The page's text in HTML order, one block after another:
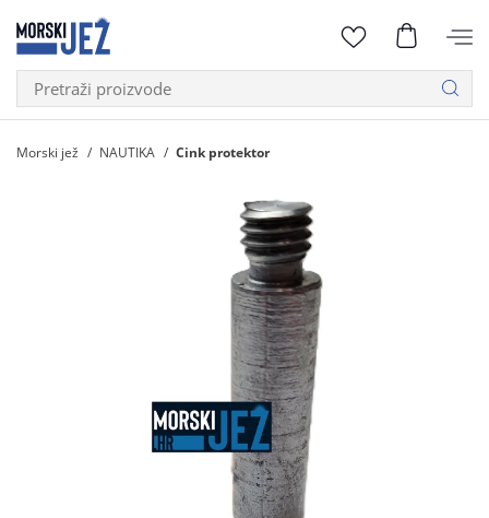
Morski jež NAUTIKA Cink protektor